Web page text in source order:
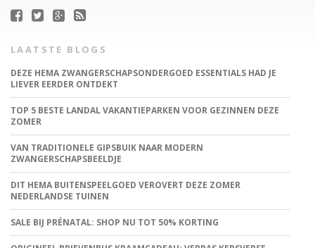
LAATSTE BLOGS
DEZE HEMA ZWANGERSCHAPSONDERGOED ESSENTIALS HAD JE
LIEVER EERDER ONTDEKT
TOP 5 BESTE LANDAL VAKANTIEPARKEN VOOR GEZINNEN DEZE
ZOMER
VAN TRADITIONELE GIPSBUIK NAAR MODERN
ZWANGERSCHAPSBEELDJE
DIT HEMA BUITENSPEELGOED VEROVERT DEZE ZOMER
NEDERLANDSE TUINEN
SALE BIJ PRÉNATAL: SHOP NU TOT 50% KORTING